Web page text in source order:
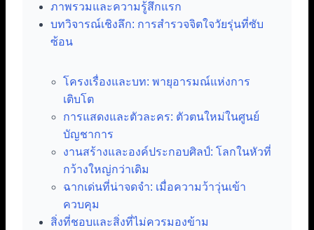
ภาพรวมและความรู้สึกแรก
บทวิจารณ์เชิงลึก: การสำรวจจิตใจวัยรุ่นที่ซับ
ซ้อน
โครงเรื่องและบท: พายุอารมณ์แห่งการ
เติบโต
การแสดงและตัวละคร: ตัวตนใหม่ในศูนย์
บัญชาการ
งานสร้างและองค์ประกอบศิลป์: โลกในหัวที่
กว้างใหญ่กว่าเดิม
ฉากเด่นที่น่าจดจำ: เมื่อความว้าวุ่นเข้า
ควบคุม
สิ่งที่ชอบและสิ่งที่ไม่ควรมองข้าม